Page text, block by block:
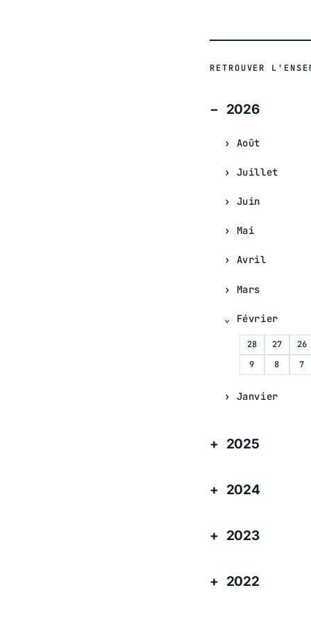
RETROUVER
2026
Août
Juillet
Juin
Mai
Avril
Mars
Février
28 27
26
9
8 7
Janvier
2025
2024
2023
2022